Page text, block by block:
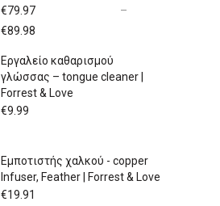
€79.97
–
€89.98
through
Εργαλείο καθαρισμού
γλώσσας – tongue cleaner |
Forrest & Love
€9.99
Εμποτιστής χαλκού - copper
Infuser, Feather | Forrest & Love
€19.91